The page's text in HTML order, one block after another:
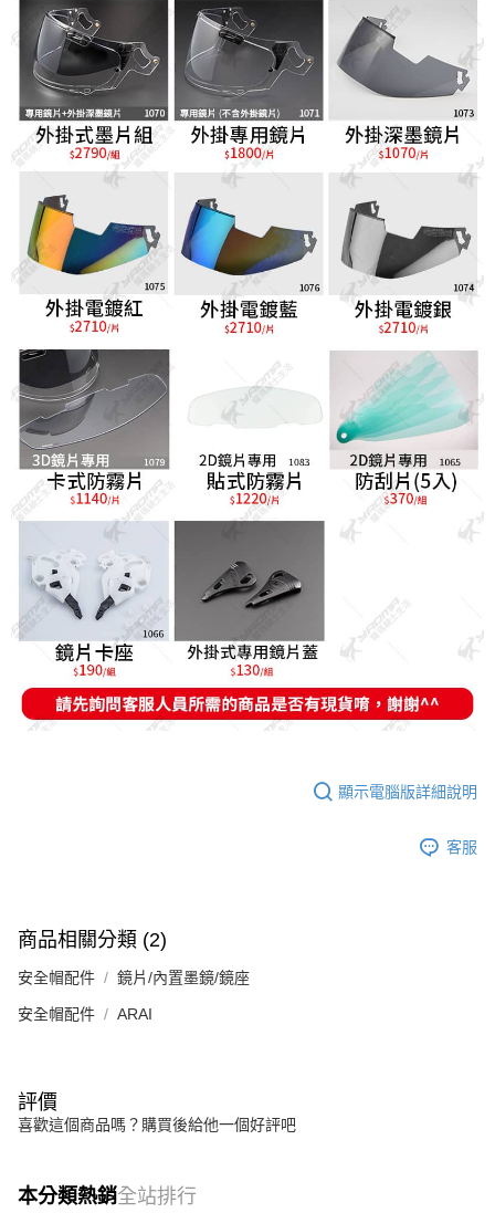
顯示電腦版詳細說明
客服
商品相關分類 (2)
安全帽配件 鏡片/內置墨鏡/鏡座
安全帽配件 ARAI
評價
喜歡這個商品嗎？購買後給他一個好評吧
本分類熱銷全站排行